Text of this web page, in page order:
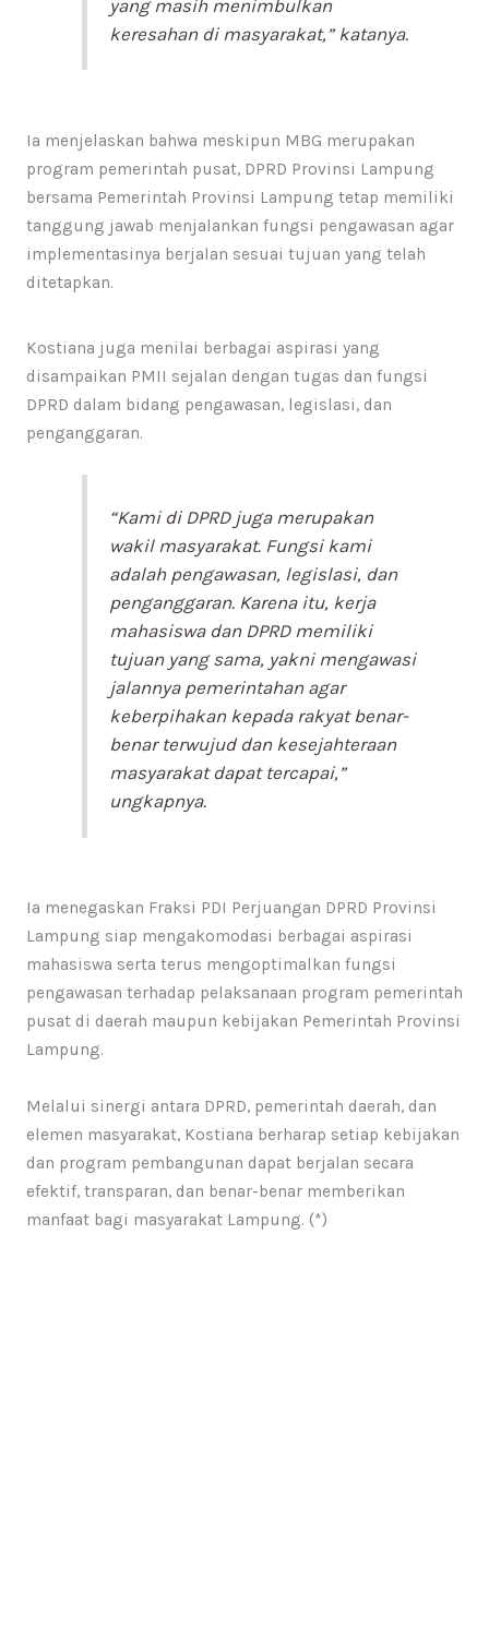
yang masih menimbulkan
keresahan di masyarakat,” katanya.
Ia menjelaskan bahwa meskipun MBG merupakan
program pemerintah pusat, DPRD Provinsi Lampung
bersama Pemerintah Provinsi Lampung tetap memiliki
tanggung jawab menjalankan fungsi pengawasan agar
implementasinya berjalan sesuai tujuan yang telah
ditetapkan.
Kostiana juga menilai berbagai aspirasi yang
disampaikan PMII sejalan dengan tugas dan fungsi
DPRD dalam bidang pengawasan, legislasi, dan
penganggaran.
“Kami di DPRD juga merupakan
wakil masyarakat. Fungsi kami
adalah pengawasan, legislasi, dan
penganggaran. Karena itu, kerja
mahasiswa dan DPRD memiliki
tujuan yang sama, yakni mengawasi
jalannya pemerintahan agar
keberpihakan kepada rakyat benar-
benar terwujud dan kesejahteraan
masyarakat dapat tercapai,”
ungkapnya.
Ia menegaskan Fraksi PDI Perjuangan DPRD Provinsi
Lampung siap mengakomodasi berbagai aspirasi
mahasiswa serta terus mengoptimalkan fungsi
pengawasan terhadap pelaksanaan program pemerintah
pusat di daerah maupun kebijakan Pemerintah Provinsi
Lampung.
Melalui sinergi antara DPRD, pemerintah daerah, dan
elemen masyarakat, Kostiana berharap setiap kebijakan
dan program pembangunan dapat berjalan secara
efektif, transparan, dan benar-benar memberikan
manfaat bagi masyarakat Lampung. (*)